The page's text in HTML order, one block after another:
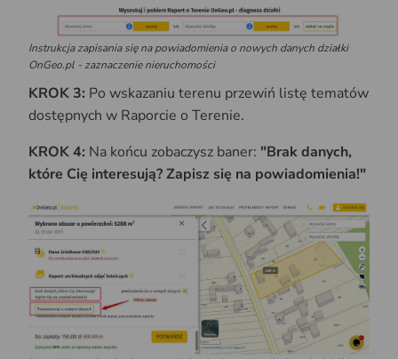
Instrukcja zapisania się na powiadomienia o nowych danych działki
OnGeo.pl - zaznaczenie nieruchomości
KROK 3: Po wskazaniu terenu przewiń listę tematów
dostępnych w Raporcie o Terenie.
KROK 4: Na końcu zobaczysz baner: "Brak danych,
które Cię interesują? Zapisz się na powiadomienia!"